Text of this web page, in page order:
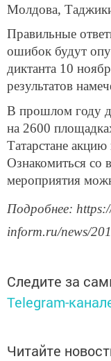
Молдова,
Правильные
ошибок будут
диктанта 10
результатов
В прошлом году
на 2600
Татарстане
Ознакомиться со
мероприятия
Подробнее:
inform.ru/news/
Следите за
Telegram-
Читайте